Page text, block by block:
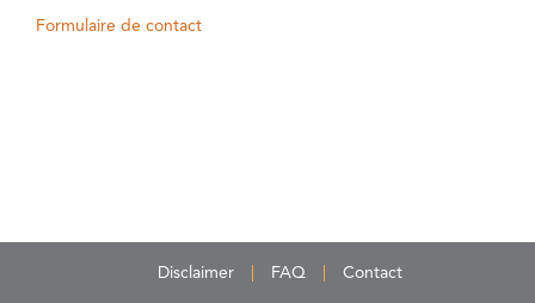
Formulaire de contact
Disclaimer FAQ Contact